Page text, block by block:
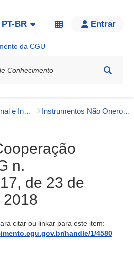
PT-BR Entrar
da CGU
Articulação Nacional e Internacional Instrumentos Não Onerosos
n.
de 23 de
2018
citar ou linkar para este item:
handle/1/4580